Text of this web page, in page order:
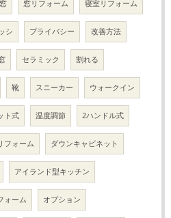
窓リフォーム 寝室リフォーム
シ プライバシー 改善方法
セラミック 割れる
靴 スニーカー ウォークイン
ト式 温度調節 2ハンドル式
フォーム ダウンキャビネット
アイランド型キッチン
ォーム オプション